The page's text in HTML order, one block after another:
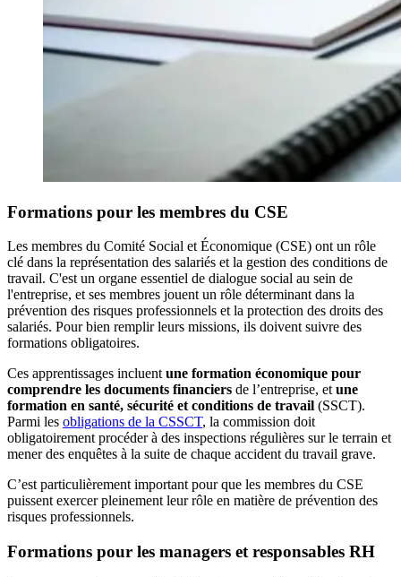
Formations pour les membres du CSE
Les membres du Comité Social et Économique (CSE) ont un rôle
clé dans la représentation des salariés et la gestion des conditions de
travail. C'est un organe essentiel de dialogue social au sein de
l'entreprise, et ses membres jouent un rôle déterminant dans la
prévention des risques professionnels et la protection des droits des
salariés. Pour bien remplir leurs missions, ils doivent suivre des
formations obligatoires.
Ces apprentissages incluent une formation économique pour
comprendre les documents financiers de l’entreprise, et une
formation en santé, sécurité et conditions de travail (SSCT).
Parmi les obligations de la CSSCT, la commission doit
obligatoirement procéder à des inspections régulières sur le terrain et
mener des enquêtes à la suite de chaque accident du travail grave.
C’est particulièrement important pour que les membres du CSE
puissent exercer pleinement leur rôle en matière de prévention des
risques professionnels.
Formations pour les managers et responsables RH